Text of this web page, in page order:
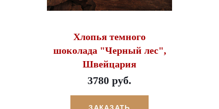
Хлопья темного
шоколада "Черный лес",
Швейцария
3780 руб.
ЗАКАЗАТЬ